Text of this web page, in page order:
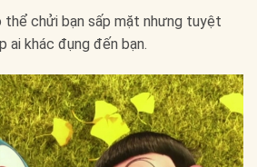
thể chửi bạn sấp mặt nhưng tuyệt
ai khác đụng đến bạn.